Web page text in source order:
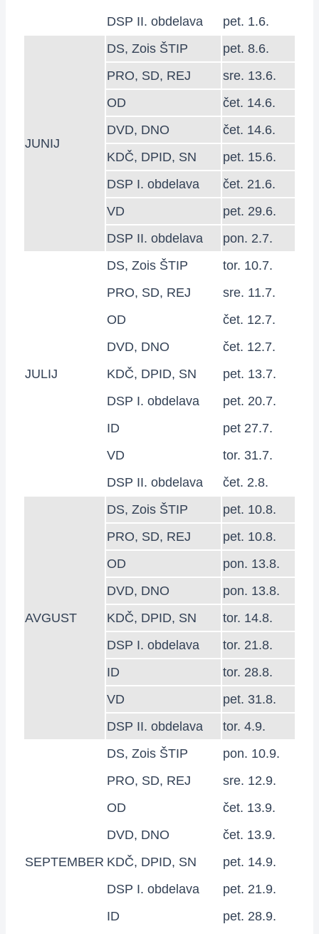
DSP II. obdelava
pet. 1.6.
JUNIJ
DS, Zois ŠTIP
pet. 8.6.
PRO, SD, REJ
sre. 13.6.
OD
čet. 14.6.
DVD, DNO
čet. 14.6.
KDČ, DPID, SN
pet. 15.6.
DSP I. obdelava
čet. 21.6.
VD
pet. 29.6.
DSP II. obdelava
pon. 2.7.
JULIJ
DS, Zois ŠTIP
tor. 10.7.
PRO, SD, REJ
sre. 11.7.
OD
čet. 12.7.
DVD, DNO
čet. 12.7.
KDČ, DPID, SN
pet. 13.7.
DSP I. obdelava
pet. 20.7.
ID
pet 27.7.
VD
tor. 31.7.
DSP II. obdelava
čet. 2.8.
AVGUST
DS, Zois ŠTIP
pet. 10.8.
PRO, SD, REJ
pet. 10.8.
OD
pon. 13.8.
DVD, DNO
pon. 13.8.
KDČ, DPID, SN
tor. 14.8.
DSP I. obdelava
tor. 21.8.
ID
tor. 28.8.
VD
pet. 31.8.
DSP II. obdelava
tor. 4.9.
SEPTEMBER
DS, Zois ŠTIP
pon. 10.9.
PRO, SD, REJ
sre. 12.9.
OD
čet. 13.9.
DVD, DNO
čet. 13.9.
KDČ, DPID, SN
pet. 14.9.
DSP I. obdelava
pet. 21.9.
ID
pet. 28.9.